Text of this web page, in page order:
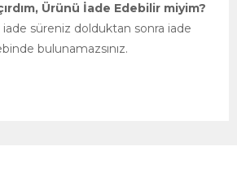
Ürünü İade Edebilir miyim?
süreniz dolduktan sonra iade
bulunamazsınız.